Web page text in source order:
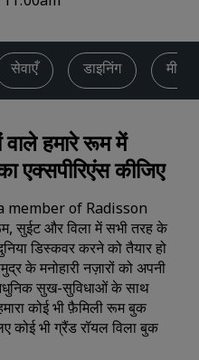
सेवाएँ डाइनिंग
हमारे रूम में
कीजिए
member of Radisson
सुईट और विला में सभी तरह के
डिस्कवर करने को तैयार हो
के मनोहारी नज़ारों को अपनी
सुख-सुविधाओं के साथ
कोई भी फ़ैमिली रूम बुक
कोई भी ग्रैंड रॉयल विला बुक